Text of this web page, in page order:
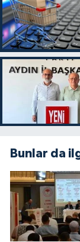
Bunlar da